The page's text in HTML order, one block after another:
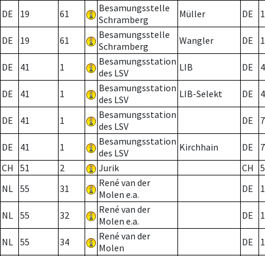
DE 19 61
Besamungsstelle
Schramberg
Müller DE
DE 19 61
Besamungsstelle
Schramberg
Wangler DE
DE 41 1
Besamungsstation
des LSV
LIB DE
DE 41 1
Besamungsstation
des LSV
LIB-Selekt DE
DE 41 1
Besamungsstation
des LSV
DE 7
DE 41 1
Besamungsstation
des LSV
Kirchhain DE
7
CH
51 2 Jurik CH
NL 55 31
René van der
Molen e.a.
DE
NL 55 32
René van der
Molen e.a.
DE
NL 55 34
René van der
Molen
DE